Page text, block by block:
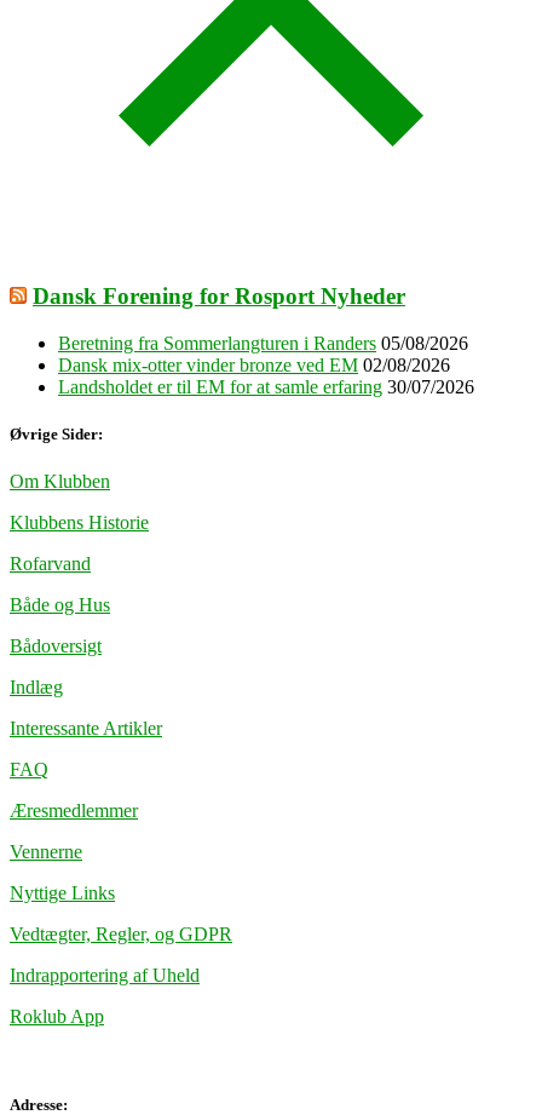
Dansk Forening for Rosport Nyheder
Beretning fra Sommerlangturen i Randers 05/08/2026
Dansk mix-otter vinder bronze ved EM 02/08/2026
Landsholdet er til EM for at samle erfaring 30/07/2026
Øvrige Sider:
Om Klubben
Klubbens Historie
Rofarvand
Både og Hus
Bådoversigt
Indlæg
Interessante Artikler
FAQ
Æresmedlemmer
Vennerne
Nyttige Links
Vedtægter, Regler, og GDPR
Indrapportering af Uheld
Roklub App
Adresse: